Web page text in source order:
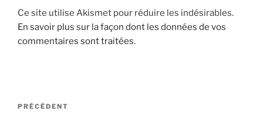
Ce site utilise Akismet pour réduire les indésirables.
En savoir plus sur la façon dont les données de vos
commentaires sont traitées.
Navigation
Article
PRÉCÉDENT